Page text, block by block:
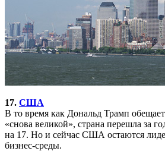
17. США
В то время как Дональд Трамп
«снова великой», страна перешла за
на 17. Но и сейчас США остаются
бизнес-среды.